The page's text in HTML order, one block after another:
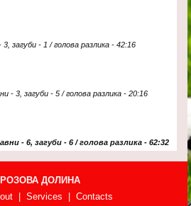
загуби - 1 / голова разлика - 42:16
- 3, загуби - 5 / голова разлика - 20:16
- 6, загуби - 6 / голова разлика - 62:32
ДОЛИНА
| Services | Contacts